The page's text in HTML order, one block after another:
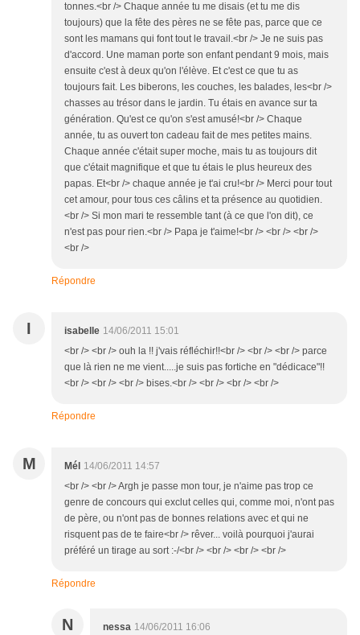
tonnes.<br /> Chaque année tu me disais (et tu me dis
toujours) que la fête des pères ne se fête pas, parce que ce
sont les mamans qui font tout le travail.<br /> Je ne suis pas
d'accord. Une maman porte son enfant pendant 9 mois, mais
ensuite c'est à deux qu'on l'élève. Et c'est ce que tu as
toujours fait. Les biberons, les couches, les balades, les<br />
chasses au trésor dans le jardin. Tu étais en avance sur ta
génération. Qu'est ce qu'on s'est amusé!<br /> Chaque
année, tu as ouvert ton cadeau fait de mes petites mains.
Chaque année c'était super moche, mais tu as toujours dit
que c'était magnifique et que tu étais le plus heureux des
papas. Et<br /> chaque année je t'ai cru!<br /> Merci pour tout
cet amour, pour tous ces câlins et ta présence au quotidien.
<br /> Si mon mari te ressemble tant (à ce que l'on dit), ce
n'est pas pour rien.<br /> Papa je t'aime!<br /> <br /> <br />
<br />
Répondre
I isabelle 14/06/2011 15:01
<br /> <br /> ouh la !! j'vais réfléchir!!<br /> <br /> <br /> parce
que là rien ne me vient.....je suis pas fortiche en "dédicace"!!
<br /> <br /> <br /> bises.<br /> <br /> <br /> <br />
Répondre
M Mél 14/06/2011 14:57
<br /> <br /> Argh je passe mon tour, je n'aime pas trop ce
genre de concours qui exclut celles qui, comme moi, n'ont pas
de père, ou n'ont pas de bonnes relations avec et qui ne
risquent pas de te faire<br /> rêver... voilà pourquoi j'aurai
préféré un tirage au sort :-/<br /> <br /> <br /> <br />
Répondre
N nessa 14/06/2011 16:06